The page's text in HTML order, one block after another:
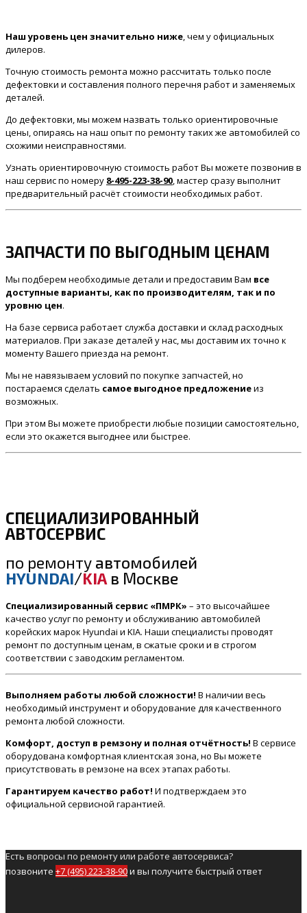
Наш уровень цен значительно ниже , чем у официальных
дилеров.
Точную стоимость ремонта можно рассчитать только после
дефектовки и составления полного перечня работ и заменяемых
деталей.
До дефектовки, мы можем назвать только ориентировочные
цены, опираясь на наш опыт по ремонту таких же автомобилей со
схожими неисправностями.
Узнать ориентировочную стоимость работ Вы можете позвонив в
наш сервис по номеру 8-495-223-38-90 , мастер сразу выполнит
предварительный расчёт стоимости необходимых работ.
ЗАПЧАСТИ ПО ВЫГОДНЫМ ЦЕНАМ
Мы подберем необходимые детали и предоставим Вам все
доступные варианты, как по производителям, так и по
уровню цен.
На базе сервиса работает служба доставки и склад расходных
материалов. При заказе деталей у нас, мы доставим их точно к
моменту Вашего приезда на ремонт.
Мы не навязываем условий по покупке запчастей, но
постараемся сделать самое выгодное предложениеиз
возможных.
При этом Вы можете приобрести любые позиции самостоятельно,
если это окажется выгоднее или быстрее.
СПЕЦИАЛИЗИРОВАННЫЙ
АВТОСЕРВИС
по ремонту автомобилей
HYUNDAI/KIA в Москве
Специализированный сервис «ПМРК» – это высочайшее
качество услуг по ремонту и обслуживанию автомобилей
корейских марок Hyundai и KIA. Наши специалисты проводят
ремонт по доступным ценам, в сжатые сроки и в строгом
соответствии с заводским регламентом.
Выполняем работы любой сложности! В наличии весь
необходимый инструмент и оборудование для качественного
ремонта любой сложности.
Комфорт, доступ в ремзону и полная отчётность! В сервисе
оборудована комфортная клиентская зона, но Вы можете
присутствовать в ремзоне на всех этапах работы.
Гарантируем качество работ! И подтверждаем это
официальной сервисной гарантией.
Есть вопросы по ремонту или работе автосервиса?
позвоните +7 (495) 223-38-90и вы получите быстрый ответ